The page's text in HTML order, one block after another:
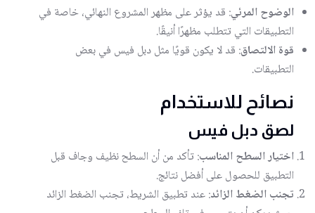
الوضوح المرئي: قد يؤثر على مظهر المشروع النهائي، خاصة في
التطبيقات التي تتطلب مظهرًا أنيقًا.
قوة الالتصاق: قد لا يكون قويًا مثل دبل فيس في بعض
التطبيقات.
نصائح للاستخدام
لصق دبل فيس
اختيار السطح المناسب: تأكد من أن السطح نظيف وجاف قبل
التطبيق للحصول على أفضل نتائج.
تجنب الضغط الزائد: عند تطبيق الشريط، تجنب الضغط الزائد